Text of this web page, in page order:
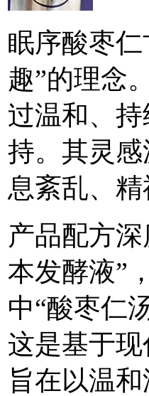
眠序酸枣
趣”的理念
过温和、
持。其灵
息紊乱、
产品配方
本发酵液”
中“酸枣仁
这是基于
旨在以温